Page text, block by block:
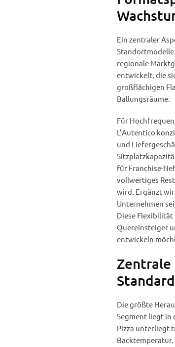
Ein zentraler
regionale
entwickelt, die
großflächigen
Ballungsräume.
Für
L’Autentico
und
für Franchise-
vollwertiges
wird. Ergänzt
Unternehmen
Diese Flexibilität
Quereinsteiger
entwickeln
Zentrale
Die größte
Segment liegt in
Pizza unterliegt